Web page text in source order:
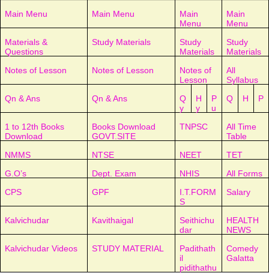
Main Menu Main Menu
Main
Menu
Main
Menu
Materials &
Questions
Study Materials
Study
Materials
Study
Materials
Notes of Lesson
Notes of Lesson
Notes of
Lesson
All
Syllabus
Qn & Ans
Qn & Ans
Q
y
H
y
P
u
Q H P
1 to 12th Books
Download
Books Download
GOVT.SITE
TNPSC
All Time
Table
NMMS
NTSE NEET
TET
G.O’s
Dept. Exam NHIS
All Forms
CPS
GPF
I.T.FORM
S
Salary
Kalvichudar Kavithaigal
Seithichu
dar
HEALTH
NEWS
Kalvichudar Videos
STUDY MATERIAL
Padithath
il
pidithathu
Comedy
Galatta